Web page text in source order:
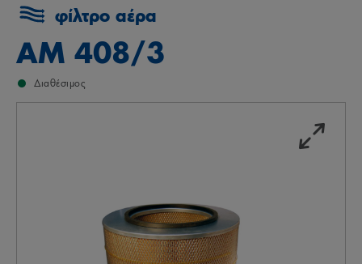
φίλτρο αέρα
AM 408/3
Διαθέσιμος